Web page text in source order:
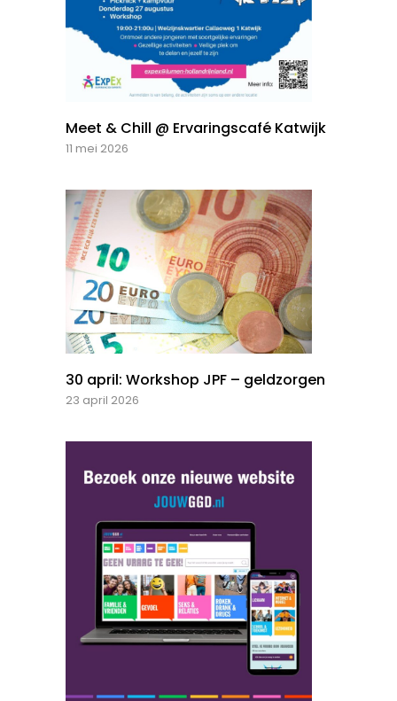
Meet & Chill @ Ervaringscafé Katwijk
11 mei 2026
30 april: Workshop JPF – geldzorgen
23 april 2026